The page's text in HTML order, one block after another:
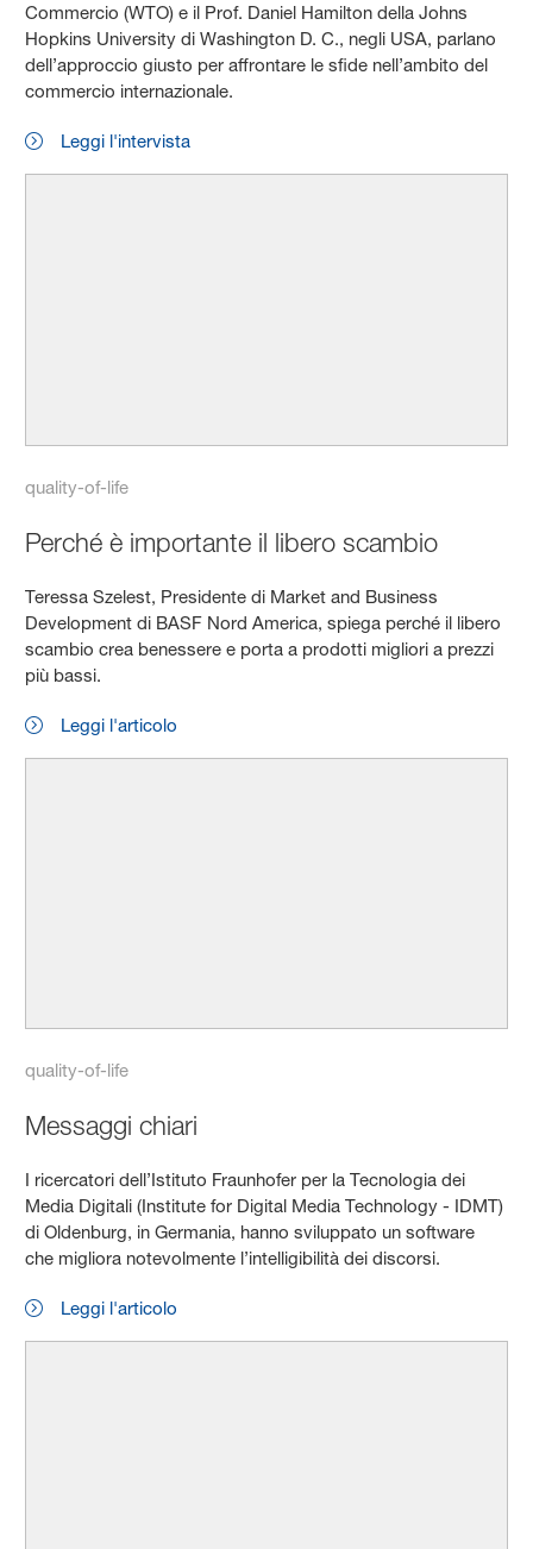
Commercio (WTO) e il Prof. Daniel Hamilton della Johns
Hopkins University di Washington D. C., negli USA, parlano
dell’approccio giusto per affrontare le sfide nell’ambito del
commercio internazionale.
Leggi l'intervista
quality-of-life
Perché è importante il libero scambio
Teressa Szelest, Presidente di Market and Business
Development di BASF Nord America, spiega perché il libero
scambio crea benessere e porta a prodotti migliori a prezzi
più bassi.
Leggi l'articolo
quality-of-life
Messaggi chiari
I ricercatori dell’Istituto Fraunhofer per la Tecnologia dei
Media Digitali (Institute for Digital Media Technology - IDMT)
di Oldenburg, in Germania, hanno sviluppato un software
che migliora notevolmente l’intelligibilità dei discorsi.
Leggi l'articolo